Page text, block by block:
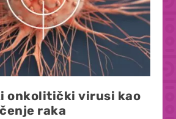
onkolitički virusi kao
raka